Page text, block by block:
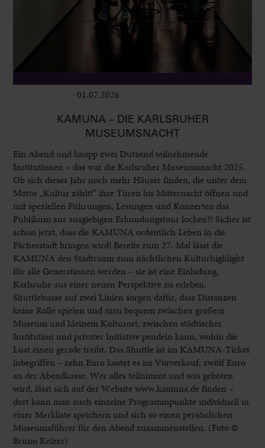
01.07.2026
KAMUNA – DIE KARLSRUHER
MUSEUMSNACHT
Ein Abend und knapp zwei Dutzend teilnehmende
Institutionen – das war die Karlsruher Museumsnacht 2025.
Ob sich dieses Jahr noch mehr Häuser finden, die unter dem
Motto „Kultur zählt!“ ihre Türen bis Mitternacht öffnen und
mit speziellen Führungen, Lesungen und Konzerten das
Publikum zur ausgiebigen Erkundungstour locken?! Sicher ist
schon jetzt, dass die KAMUNA ordentlich Leben in die
Fächerstadt bringen wird! Bereits zum 27. Mal lässt die
KAMUNA den Stadtraum zum nächtlichen Kulturhighlight
für alle Generationen werden – sie ist eine Einladung,
Karlsruhe aus einer neuen Perspektive zu erleben.
Shuttlebusse auf zwei Linien sorgen dafür, dass Distanzen
keine Rolle spielen und man bequem zwischen großem
Museum und kleinem Kulturort, zwischen städtischer
Institution und privater Initiative pendeln kann, wohin die
Lust einen gerade treibt. Das Shuttle ist im KAMUNA-Ticket
inbegriffen – zehn Euro kostet es im Vorverkauf, zwölf Euro
an der Abendkasse. Wer alles teilnimmt und was geboten
wird, lässt sich auf der Website www.kamuna.de finden –
dort kann man auch einzelne Programmpunkte individuell in
einer Merkliste speichern und sich so einen persönlichen
Museumsführer für den Abend zusammenstellen. (Foto ©
Bruno Kelzer)